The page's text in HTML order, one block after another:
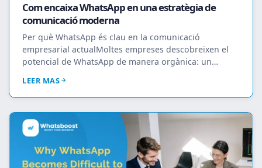
Com encaixa WhatsApp en una estratègia de
comunicació moderna
Per què WhatsApp és clau en la comunicació
empresarial actualMoltes empreses descobreixen el
potencial de WhatsApp de manera orgànica: un
LEER MAS